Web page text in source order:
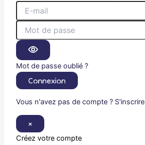
Mot de passe oublié ?
Connexion
Vous n'avez pas de compte ? S'inscrire
×
Créez votre compte